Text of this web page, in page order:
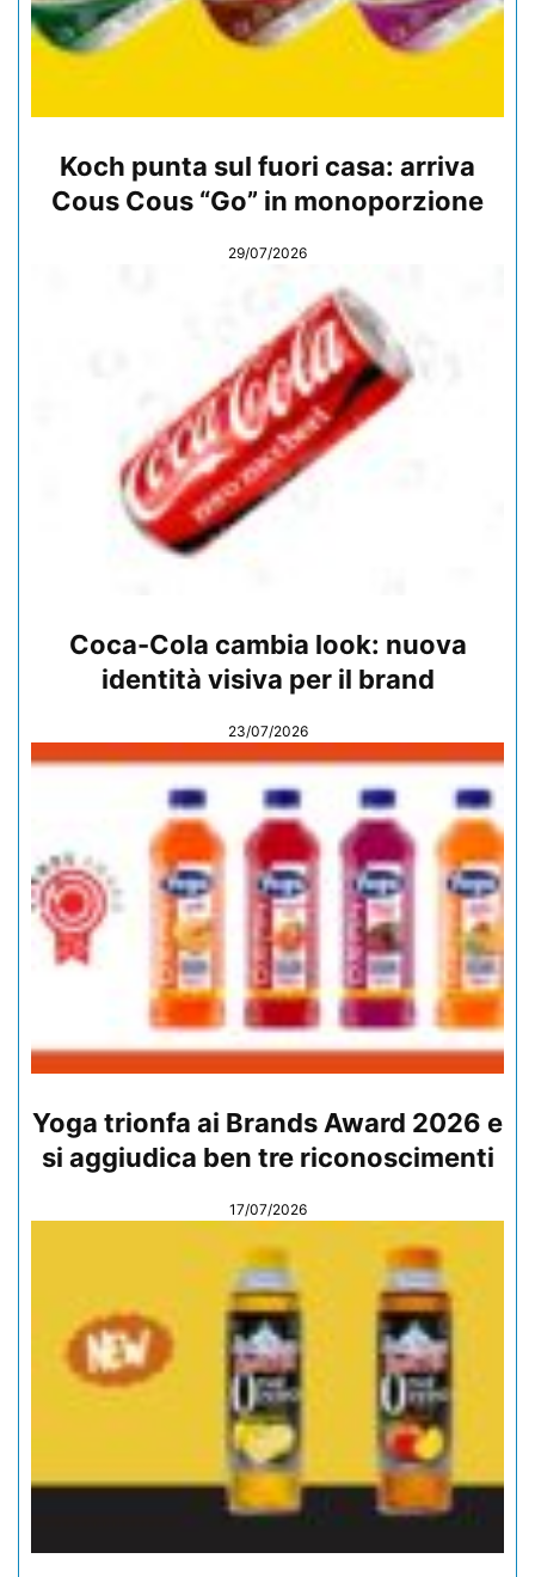
Koch punta sul fuori casa: arriva
Cous Cous “Go” in monoporzione
29/07/2026
Coca-Cola cambia look: nuova
identità visiva per il brand
23/07/2026
Yoga trionfa ai Brands Award 2026 e
si aggiudica ben tre riconoscimenti
17/07/2026